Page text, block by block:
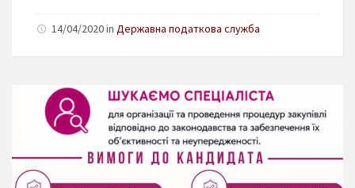
14/04/2020 in Державна податкова служба